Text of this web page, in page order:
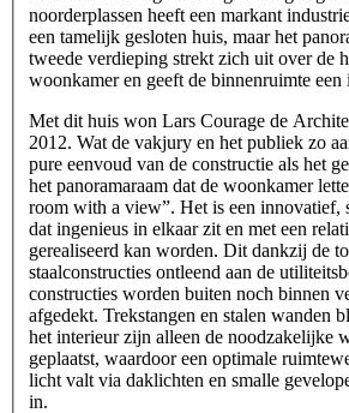
noorderplassen heeft een markant
een tamelijk gesloten huis, maar het
tweede verdieping strekt zich uit over de
woonkamer en geeft de binnenruimte
Met dit huis won Lars Courage de
2012. Wat de vakjury en het publiek zo
pure eenvoud van de constructie als het
het panoramaraam dat de woonkamer
room with a view”. Het is een innovatief,
dat ingenieus in elkaar zit en met een
gerealiseerd kan worden. Dit dankzij de
staalconstructies ontleend aan de
constructies worden buiten noch binnen
afgedekt. Trekstangen en stalen wanden
het interieur zijn alleen de noodzakelijke
geplaatst, waardoor een optimale
licht valt via daklichten en smalle
in.